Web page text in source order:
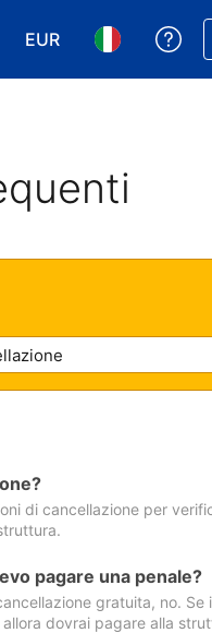
EUR
Scegli la tua valuta.
Scegli la tua
di cancellazione per
pagare una penale?
gratuita, no.
dovrai pagare alla